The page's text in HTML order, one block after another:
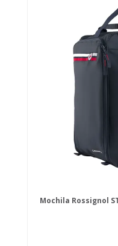
Mochila Rossignol